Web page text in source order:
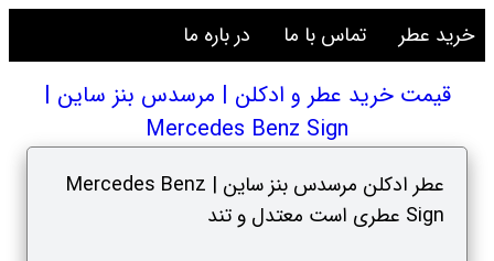
خرید عطر تماس با ما در باره ما
قیمت خرید عطر و ادکلن | مرسدس بنز ساین |
Mercedes Benz Sign
عطر ادکلن مرسدس بنز ساین | Mercedes Benz
Sign عطری است معتدل و تند